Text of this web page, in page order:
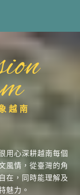
越南
用心深耕越南每個
風情，從臺灣的角
在，同時能理解及
魅力。